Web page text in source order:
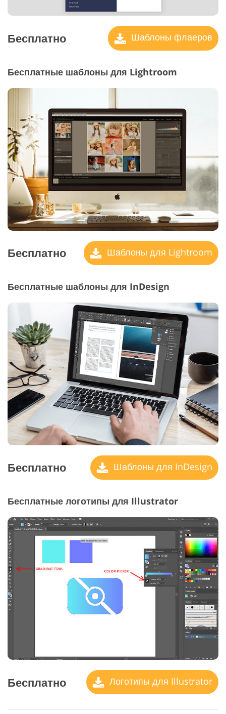
Бесплатно Шаблоны флаеров
Бесплатные шаблоны для Lightroom
Бесплатно Шаблоны для Lightroom
Бесплатные шаблоны для InDesign
Бесплатно Шаблоны для InDesign
Бесплатные логотипы для Illustrator
Бесплатно Логотипы для Illustrator